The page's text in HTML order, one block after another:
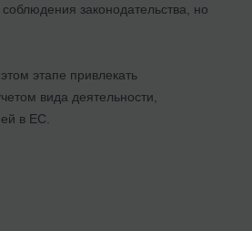
законодательства, но
этапе привлекать
вида деятельности,
в ЕС.